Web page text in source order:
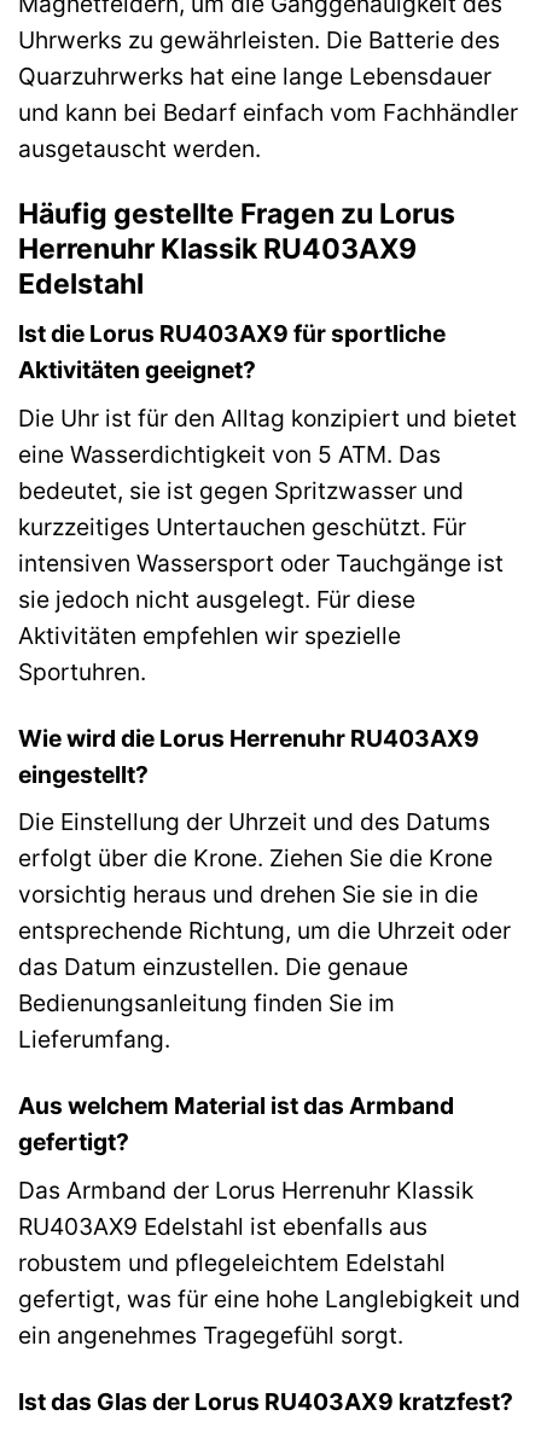
Uhrwerks zu gewährleisten. Die Batterie des
Quarzuhrwerks hat eine lange Lebensdauer
und kann bei Bedarf einfach vom Fachhändler
ausgetauscht werden.
Häufig gestellte Fragen zu Lorus
Herrenuhr Klassik RU403AX9
Edelstahl
Ist die Lorus RU403AX9 für sportliche
Aktivitäten geeignet?
Die Uhr ist für den Alltag konzipiert und bietet
eine Wasserdichtigkeit von 5 ATM. Das
bedeutet, sie ist gegen Spritzwasser und
kurzzeitiges Untertauchen geschützt. Für
intensiven Wassersport oder Tauchgänge ist
sie jedoch nicht ausgelegt. Für diese
Aktivitäten empfehlen wir spezielle
Sportuhren.
Wie wird die Lorus Herrenuhr RU403AX9
eingestellt?
Die Einstellung der Uhrzeit und des Datums
erfolgt über die Krone. Ziehen Sie die Krone
vorsichtig heraus und drehen Sie sie in die
entsprechende Richtung, um die Uhrzeit oder
das Datum einzustellen. Die genaue
Bedienungsanleitung finden Sie im
Lieferumfang.
Aus welchem Material ist das Armband
gefertigt?
Das Armband der Lorus Herrenuhr Klassik
RU403AX9 Edelstahl ist ebenfalls aus
robustem und pflegeleichtem Edelstahl
gefertigt, was für eine hohe Langlebigkeit und
ein angenehmes Tragegefühl sorgt.
Ist das Glas der Lorus RU403AX9 kratzfest?